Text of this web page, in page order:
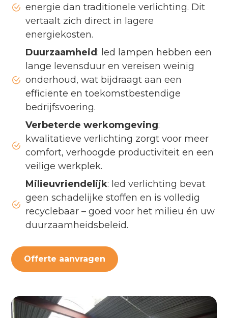
energie dan traditionele verlichting. Dit
vertaalt zich direct in lagere
energiekosten.
Duurzaamheid : led lampen hebben een
lange levensduur en vereisen weinig
onderhoud, wat bijdraagt aan een
efficiënte en toekomstbestendige
bedrijfsvoering.
Verbeterde werkomgeving:
kwalitatieve verlichting zorgt voor meer
comfort, verhoogde productiviteit en een
veilige werkplek.
Milieuvriendelijk: led verlichting bevat
geen schadelijke stoffen en is volledig
recyclebaar – goed voor het milieu én uw
duurzaamheidsbeleid.
Offerte aanvragen